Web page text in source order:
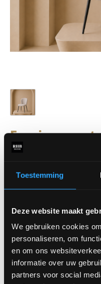
Toestemming
Deze website maakt
We gebruiken cookies
personaliseren, om
en om ons
informatie over uw
partners voor social
Der Esszimmerstuhl
Sitzfläche sorgen für eine
Tiefe: 62 cm
Rückenhöhe: 85 cm
Sitzhöhe: 50 cm
Erhältlich in verschiedenen
Der Preis beginnt bei 129,- €